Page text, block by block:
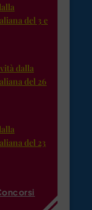
del 3 e
dalla
del 26
del 23